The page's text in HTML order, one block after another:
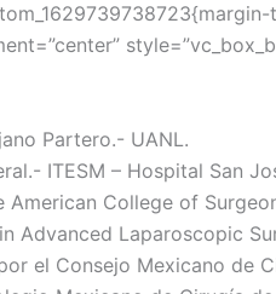
Partero.- UANL.
ITESM – Hospital San
American College of
Advanced Laparoscopic
el Consejo Mexicano de